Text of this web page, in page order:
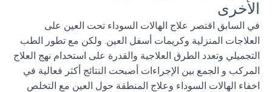
الأخرى
في السابق اقتصر علاج الهالات السوداء تحت العين على
العلاجات المنزلية وكريمات أسفل العين. ولكن مع تطور الطب
التجميلي وتعدد الطرق العلاجية والقدرة على استخدام نهج العلاج
المركب و الجمع بين الإجراءات أصبحت النتائج أكثر فعالية في
اخفاء الهالات السوداء وعلاج المنطقة حول العين مع التخلص